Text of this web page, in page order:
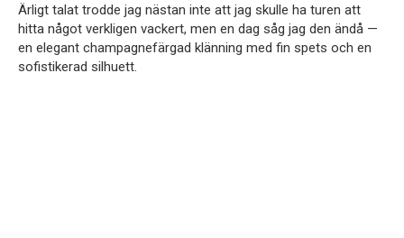
Ärligt talat trodde jag nästan inte att jag skulle ha turen att
hitta något verkligen vackert, men en dag såg jag den ändå —
en elegant champagnefärgad klänning med fin spets och en
sofistikerad silhuett.